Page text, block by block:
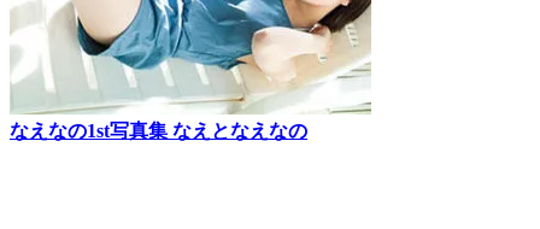
なえなの1st写真集 なえとなえなの